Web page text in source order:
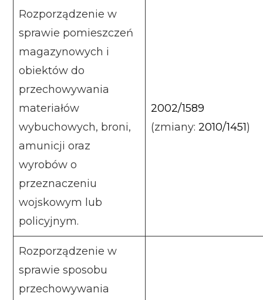
Rozporządzenie w
sprawie pomieszczeń
magazynowych i
obiektów do
przechowywania
materiałów
wybuchowych, broni,
amunicji oraz
wyrobów o
przeznaczeniu
wojskowym lub
policyjnym.
2002/1589
(zmiany:2010/1451)
Rozporządzenie w
sprawie sposobu
przechowywania